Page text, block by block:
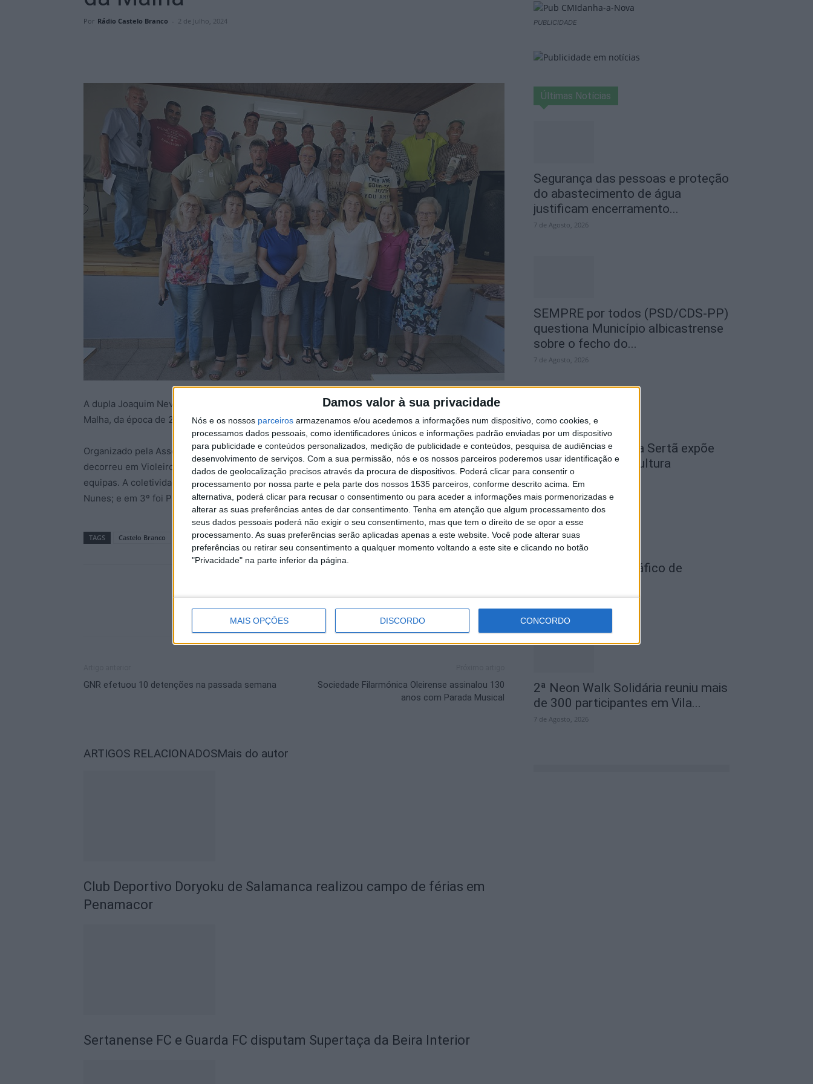
Damos valor à sua privacidade
Nós e os nossos parceiros armazenamos e/ou acedemos a informações num dispositivo, como cookies, e
processamos dados pessoais, como identificadores únicos e informações padrão enviadas por um dispositivo
para publicidade e conteúdos personalizados, medição de publicidade e conteúdos, pesquisa de audiências e
desenvolvimento de serviços. Com a sua permissão, nós e os nossos parceiros poderemos usar identificação e
dados de geolocalização precisos através da procura de dispositivos. Poderá clicar para consentir o
processamento por nossa parte e pela parte dos nossos 1535 parceiros, conforme descrito acima. Em
alternativa, poderá clicar para recusar o consentimento ou para aceder a informações mais pormenorizadas e
alterar as suas preferências antes de dar consentimento. Tenha em atenção que algum processamento dos
seus dados pessoais poderá não exigir o seu consentimento, mas que tem o direito de se opor a esse
processamento. As suas preferências serão aplicadas apenas a este website. Você pode alterar suas
preferências ou retirar seu consentimento a qualquer momento voltando a este site e clicando no botão
"Privacidade" na parte inferior da página.
MAIS OPÇÕES DISCORDO CONCORDO
Por Rádio Castelo Branco - 2 de Julho, 2024
A dupla Joaquim Neves e José Fernandes foi a vencedora da 5ª prova do Torneio Regional de
Malha, da época de 2024.
Organizado pela Associação de Jogos Tradicional do Distrito de Castelo Branco, a competição
decorreu em Violeiro, S. Vicente da Beira, concelho de Castelo Branco, com a participação de 14
equipas. A coletividade dá ainda conta que em 2º lugar ficou a dupla Joaquim Barata e Rogério
Nunes; e em 3º foi Paulo Barata e Valdemar Fazendeiro.
TAGS Castelo Branco Torneio Regional de Malha
GNR efetuou 10 detenções na passada semana
Sociedade Filarmónica Oleirense assinalou 130
anos com Parada Musical
ARTIGOS RELACIONADOSMais do autor
Club Deportivo Doryoku de Salamanca realizou campo de férias em
Penamacor
Sertanense FC e Guarda FC disputam Supertaça da Beira Interior
PUBLICIDADE
Últimas Notícias
Segurança das pessoas e proteção
do abastecimento de água
justificam encerramento...
7 de Agosto, 2026
SEMPRE por todos (PSD/CDS-PP)
questiona Município albicastrense
sobre o fecho do...
7 de Agosto, 2026
Academia Sénior da Sertã expõe
artes na Casa da Cultura
7 de Agosto, 2026
Dois detidos por tráfico de
7 de Agosto, 2026
2ª Neon Walk Solidária reuniu mais
de 300 participantes em Vila...
7 de Agosto, 2026